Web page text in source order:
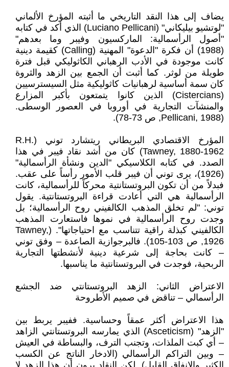
يضاف إلى هذا النقد التاريخي ما أثبته المؤرخ الألماني
"لوتشيو بيليكاني" (Luciano Pellicani) الذي أكد في كتابه
"أصول الرأسمالية: الماركسيون وفيبر وما بعدهم"
(1988) أن فكرة "الدعوة" المهنية (Calling) كقيمة دينية
كانت موجودة في الأدب الرهباني الكاثوليكي قبل فترة
طويلة من لوثر. كما أثبت أن الجمع بين الزهد والثروة
كان سمة أساسية لرهبانيات كاثوليكية مثل السيسترسيين
(Cistercians) الذين كانوا يتمتعون بأكبر المزارع
والمنشآت التجارية في أوروبا في العصور الوسطى.
(Pellicani, 1988, ص 73-78).
المؤرخ الاقتصادي البريطاني ريتشارد توني (R.H.
Tawney, 1880-1962) كان من أشد نقاد فيبر في هذا
الصدد. في كتابه الكلاسيكي "الدين ونشأة الرأسمالية"
(1926)، يرى توني أن فيبر قلب الأمور رأساً على عقب.
فبدلاً من أن تكون البروتستانتية محركاً للرأسمالية، كانت
الرأسمالية هي التي أعادت قراءة البروتستانتية. يقول
توني: "لم تخلق المذهب الكالفيني روح الرأسمالية؛ بل
وجدت روح الرأسمالية في نموها فاستعارت المذهب
الكالفيني كبذلة راقية تتناسب مع احتياجاتها". (Tawney,
1926, ص 103-105). فالبرجوازية الصاعدة – وفق توني
– كانت بحاجة إلى شرعية دينية لأنشطتها التجارية
الربحية، فوجدت في البروتستانتية ما يناسبها.
الاعتراض الثاني: الزهد البروتستانتي ضد الجشع
الرأسمالي – تناقض في صميم الأطروحة
هذا الاعتراض أكثر عمقاً وحساسية. ففيبر يربط بين
"الزهد" (Asceticism) الذي يمارسه البروتستانتي الزاهد
– أي كبت الملذات، وتجنب الترف، والبساطة في العيش
– وبين التراكم الرأسمالي (الادخار الناتج عن الكسب